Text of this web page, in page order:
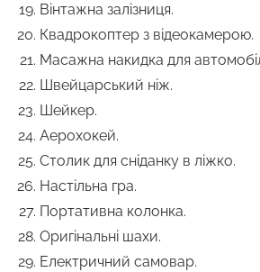
Вінтажна залізниця.
Квадрокоптер з відеокамерою.
Масажна накидка для
Швейцарський ніж.
Шейкер.
Аерохокей.
Столик для сніданку в ліжко.
Настільна гра.
Портативна колонка.
Оригінальні шахи.
Електричний самовар.